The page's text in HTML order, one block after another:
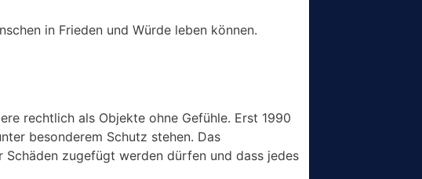
in Frieden und Würde leben können.
rechtlich als Objekte ohne Gefühle. Erst 1990
besonderem Schutz stehen. Das
Schäden zugefügt werden dürfen und dass jedes